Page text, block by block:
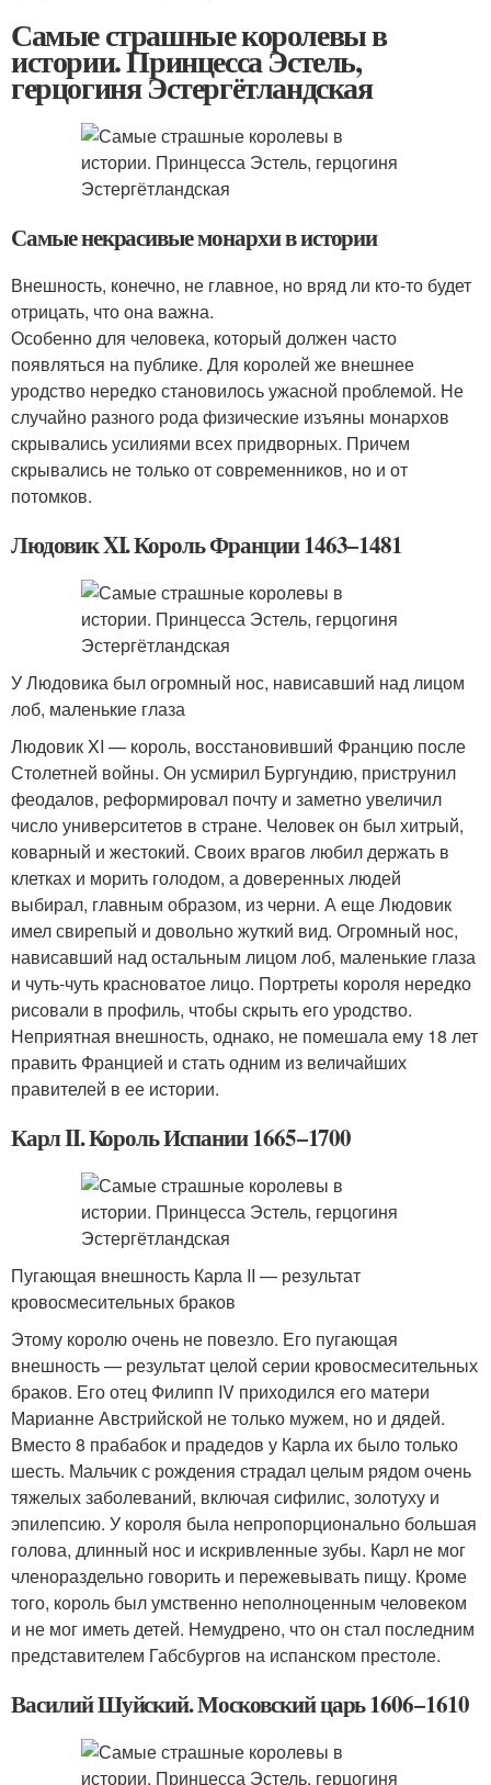
Самые страшные королевы в
истории. Принцесса Эстель,
герцогиня Эстергётландская
Самые некрасивые монархи в истории
Внешность, конечно, не главное, но вряд ли кто-то будет
отрицать, что она важна.
Особенно для человека, который должен часто
появляться на публике. Для королей же внешнее
уродство нередко становилось ужасной проблемой. Не
случайно разного рода физические изъяны монархов
скрывались усилиями всех придворных. Причем
скрывались не только от современников, но и от
потомков.
Людовик XI. Король Франции 1463−1481
У Людовика был огромный нос, нависавший над лицом
лоб, маленькие глаза
Людовик XI — король, восстановивший Францию после
Столетней войны. Он усмирил Бургундию, приструнил
феодалов, реформировал почту и заметно увеличил
число университетов в стране. Человек он был хитрый,
коварный и жестокий. Своих врагов любил держать в
клетках и морить голодом, а доверенных людей
выбирал, главным образом, из черни. А еще Людовик
имел свирепый и довольно жуткий вид. Огромный нос,
нависавший над остальным лицом лоб, маленькие глаза
и чуть-чуть красноватое лицо. Портреты короля нередко
рисовали в профиль, чтобы скрыть его уродство.
Неприятная внешность, однако, не помешала ему 18 лет
править Францией и стать одним из величайших
правителей в ее истории.
Карл II. Король Испании 1665−1700
Пугающая внешность Карла II — результат
кровосмесительных браков
Этому королю очень не повезло. Его пугающая
внешность — результат целой серии кровосмесительных
браков. Его отец Филипп IV приходился его матери
Марианне Австрийской не только мужем, но и дядей.
Вместо 8 прабабок и прадедов у Карла их было только
шесть. Мальчик с рождения страдал целым рядом очень
тяжелых заболеваний, включая сифилис, золотуху и
эпилепсию. У короля была непропорционально большая
голова, длинный нос и искривленные зубы. Карл не мог
членораздельно говорить и пережевывать пищу. Кроме
того, король был умственно неполноценным человеком
и не мог иметь детей. Немудрено, что он стал последним
представителем Габсбургов на испанском престоле.
Василий Шуйский. Московский царь 1606−1610